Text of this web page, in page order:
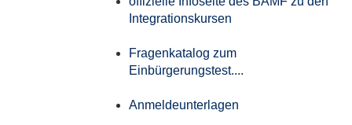
Integrationskursen
Fragenkatalog zum
Einbürgerungstest....
Anmeldeunterlagen